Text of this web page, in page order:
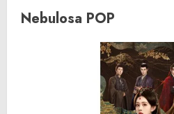
Nebulosa POP